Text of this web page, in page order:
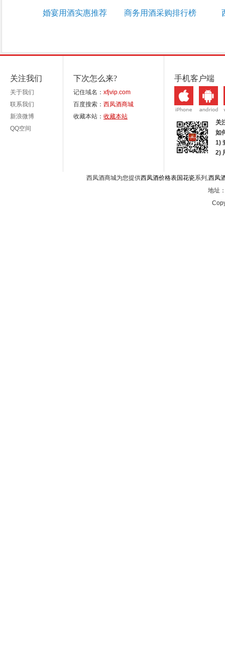
婚宴用酒实惠推荐 商务用酒采购排行榜
关注我们
关于我们
联系我们
新浪微博
QQ空间
下次怎么来?
记住域名： xfjvip.com
百度搜索： 西凤酒商城
收藏本站： 收藏本站
手机客户端
关
如
1)
2)
西凤酒商城为您提供西凤酒价格表国花瓷系列, 西凤
地址